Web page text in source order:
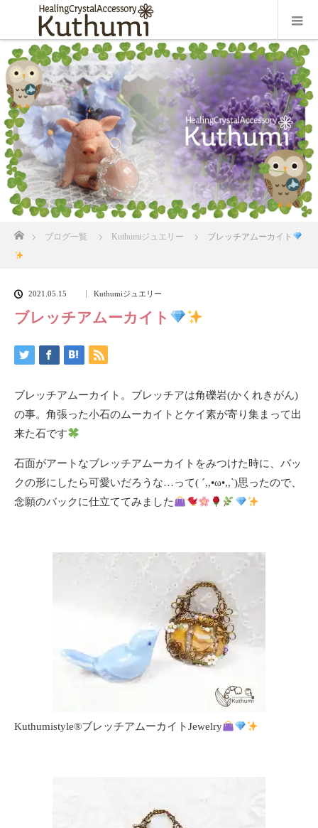
ブログ一覧 Kuthumiジュエリー ブレッチアムーカイト
2021.05.15 Kuthumiジュエリー
ブレッチアムーカイト
ブレッチアムーカイト。ブレッチアは角礫岩(かくれきがん)
の事。角張った小石のムーカイトとケイ素が寄り集まって出
来た石です
石面がアートなブレッチアムーカイトをみつけた時に、バッ
クの形にしたら可愛いだろうな…って( ´,,•ω•,,`)思ったので、
念願のバックに仕立ててみました
Kuthumistyle®️ブレッチアムーカイトJewelry